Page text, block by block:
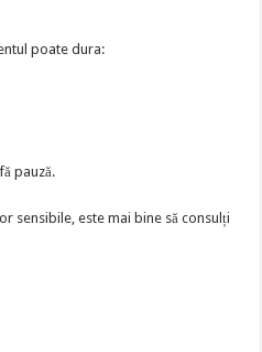
poate dura:
pauză.
sensibile, este mai bine să consulți